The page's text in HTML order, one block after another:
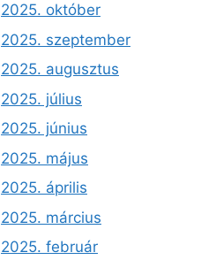
2025. október
2025. szeptember
2025. augusztus
2025. július
2025. június
2025. május
2025. április
2025. március
2025. február